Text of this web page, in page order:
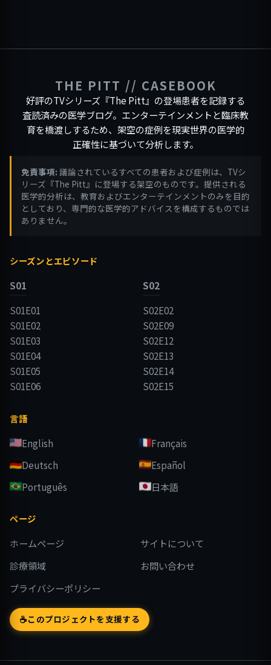
THE PITT // CASEBOOK
好評のTVシリーズ『The Pitt』の登場患者を記録する
査読済みの医学ブログ。エンターテインメントと臨床教
育を橋渡しするため、架空の症例を現実世界の医学的
正確性に基づいて分析します。
免責事項: 議論されているすべての患者および症例は、TVシ
リーズ『The Pitt』に登場する架空のものです。提供される
医学的分析は、教育およびエンターテインメントのみを目的
としており、専門的な医学的アドバイスを構成するものでは
ありません。
シーズンとエピソード
S01
S01E01
S01E02
S01E03
S01E04
S01E05
S01E06
S02
S02E02
S02E09
S02E12
S02E13
S02E14
S02E15
言語
English
Français
Deutsch
Español
Português
日本語
ページ
ホームページ
サイトについて
診療領域
お問い合わせ
プライバシーポリシー
☕このプロジェクトを支援する